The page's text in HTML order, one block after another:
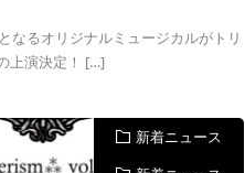
なるオリジナルミュージカルがトリ
上演決定！ […]
新着ニュース